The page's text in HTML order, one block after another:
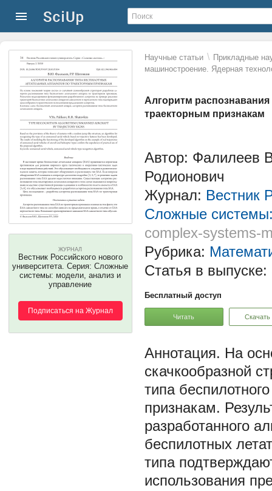
Научные статьи \ Прикладные
машиностроение. Ядерная
Алгоритм
траекторным признакам
ЖУРНАЛ
Вестник Российского нового
университета. Серия: Сложные
системы: модели, анализ и
управление
Подписаться на Журнал
Автор: Фалилеев
Родионович
Журнал: Вестник
Сложные
complex-systems-
Рубрика:
Статья в выпуске:
Бесплатный доступ
Читать Скачать
На
скачкообразной
типа
признакам.
разработанного
беспилотных
типа
использования